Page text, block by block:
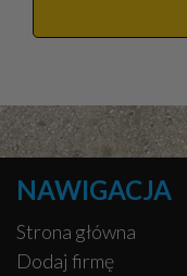
NAWIGACJA
Strona główna
Dodaj firmę